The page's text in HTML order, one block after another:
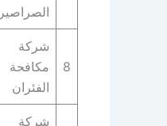
الصراصير
8
شركة
مكافحة
الفئران
شركة